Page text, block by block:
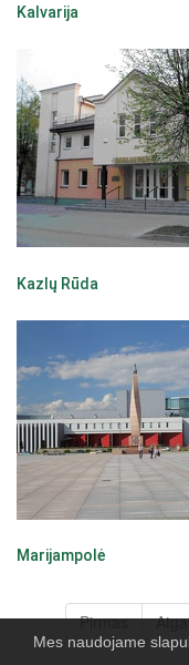
Mes naudojame
Kalvarija
Kazlų Rūda
Marijampolė
Pirmas